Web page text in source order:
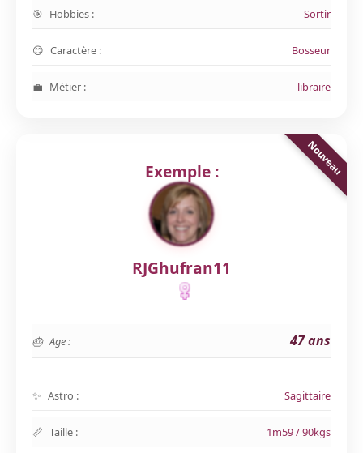
Hobbies : Sortir
Caractère : Bosseur
Métier : libraire
Exemple :
RJGhufran11
Age : 47 ans
Astro : Sagittaire
Taille : 1m59 / 90kgs